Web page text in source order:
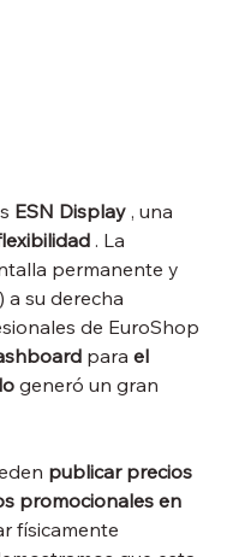
ESN Display , una
. La
permanente y
su derecha
de EuroShop
para el
generó un gran
publicar precios
promocionales en
físicamente